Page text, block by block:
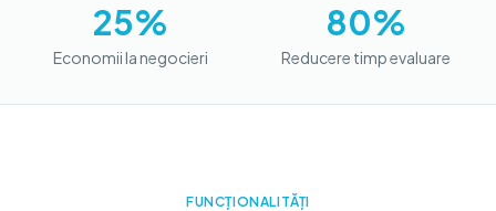
25%
Economii la negocieri
80%
Reducere timp evaluare
FUNCȚIONALITĂȚI